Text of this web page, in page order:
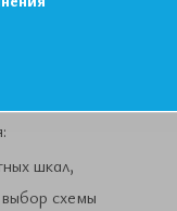
друга и, как
пациента к 50
течение
что еще более
шкал,
схемы